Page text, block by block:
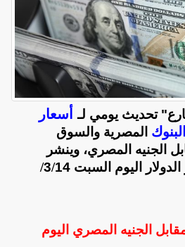
تحديث يومي لـأسعار
المصرية والسوق
الجنيه المصري، وينشر
اليوم السبت 14
/
3
/
الجنيه المصري اليوم